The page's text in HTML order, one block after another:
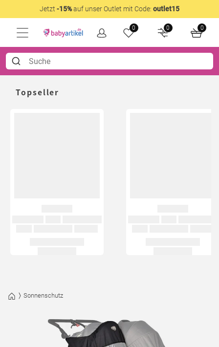
Jetzt -15%auf unser Outlet mit Code: outlet15
0 0 0
Topseller
Sonnenschutz